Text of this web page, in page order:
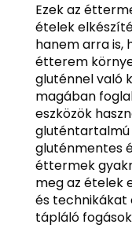
Ezek az
ételek
hanem arra is,
étterem
gluténnel való
magában
eszközök
gluténmentes
éttermek
meg az ételek
és technikákat
tápláló